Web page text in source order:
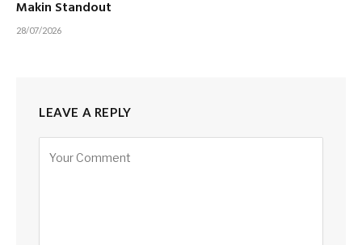
Makin Standout
28/07/2026
LEAVE A REPLY